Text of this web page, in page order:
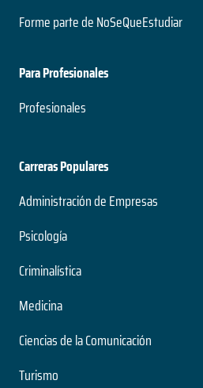
Forme parte de NoSeQueEstudiar
Para Profesionales
Profesionales
Carreras Populares
Administración de Empresas
Psicología
Criminalística
Medicina
Ciencias de la Comunicación
Turismo